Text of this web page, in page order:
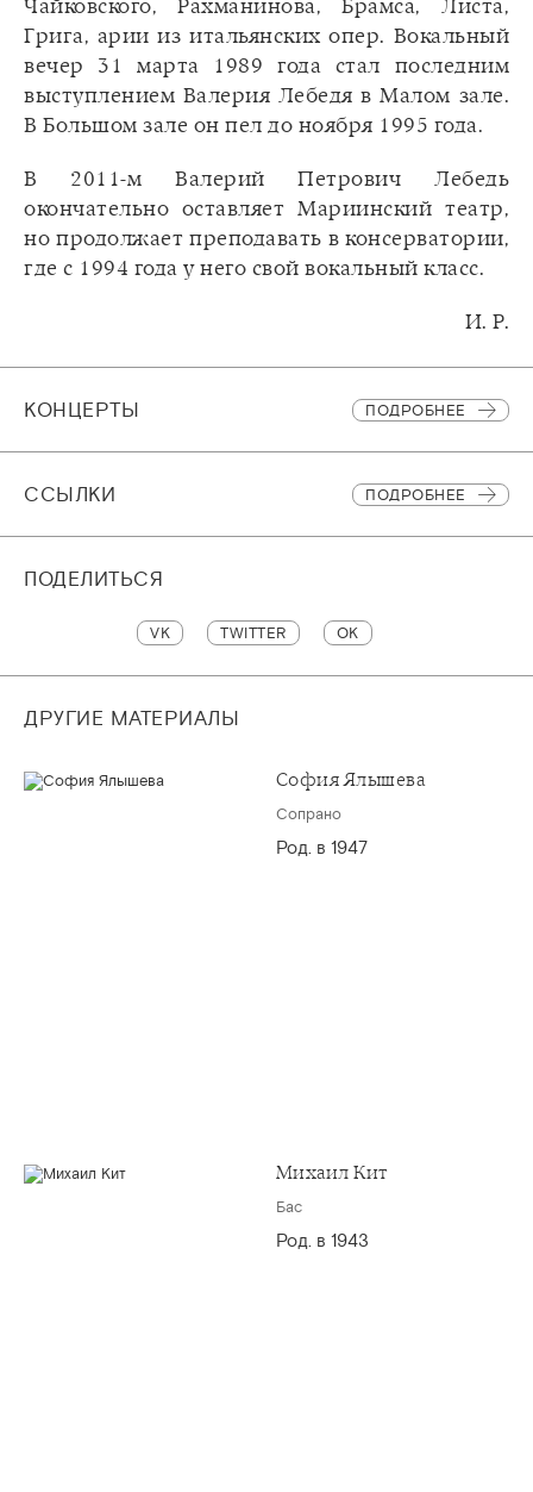
Чайковского, Рахманинова, Брамса, Листа,
Грига, арии из итальянских опер. Вокальный
вечер 31 марта 1989 года стал последним
выступлением Валерия Лебедя в Малом зале.
В Большом зале он пел до ноября 1995 года.
В 2011-м Валерий Петрович Лебедь
окончательно оставляет Мариинский театр,
но продолжает преподавать в консерватории,
где с 1994 года у него свой вокальный класс.
И. Р.
КОНЦЕРТЫ ПОДРОБНЕЕ
CСЫЛКИ ПОДРОБНЕЕ
ПОДЕЛИТЬСЯ
VK TWITTER OK
ДРУГИЕ МАТЕРИАЛЫ
София Ялышева
Сопрано
Род. в 1947
Михаил Кит
Бас
Род. в 1943